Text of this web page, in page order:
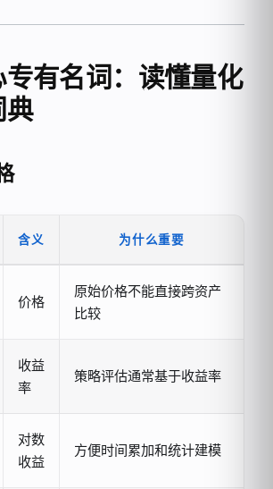
有名词：读懂量化
典
含义 为什么重要
价格
原始价格不能直接跨资产
比较
收益
率
策略评估通常基于收益率
对数
收益
方便时间累加和统计建模